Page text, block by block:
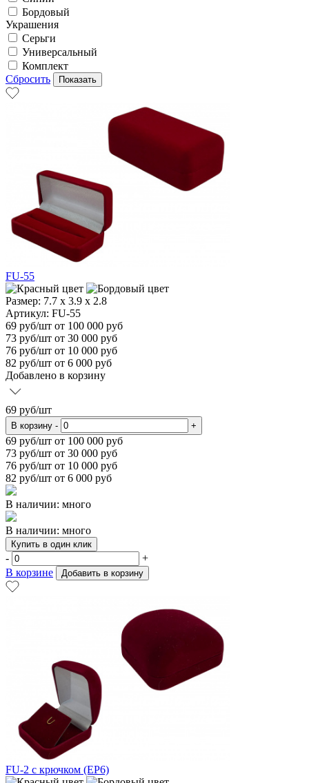
Бордовый
Украшения
Серьги
Универсальный
Комплект
Сбросить
FU-55
Размер: 7.7 х 3.9 х 2.8
Артикул: FU-55
69 руб/шт от 100 000 руб
73 руб/шт от 30 000 руб
76 руб/шт от 10 000 руб
82 руб/шт от 6 000 руб
Добавлено в корзину
69 руб/шт
В корзину - +
69 руб/шт от 100 000 руб
73 руб/шт от 30 000 руб
76 руб/шт от 10 000 руб
82 руб/шт от 6 000 руб
В наличии: много
В наличии: много
Купить в один клик
-
+
В корзине
Добавить в корзину
FU-2 с крючком (EP6)